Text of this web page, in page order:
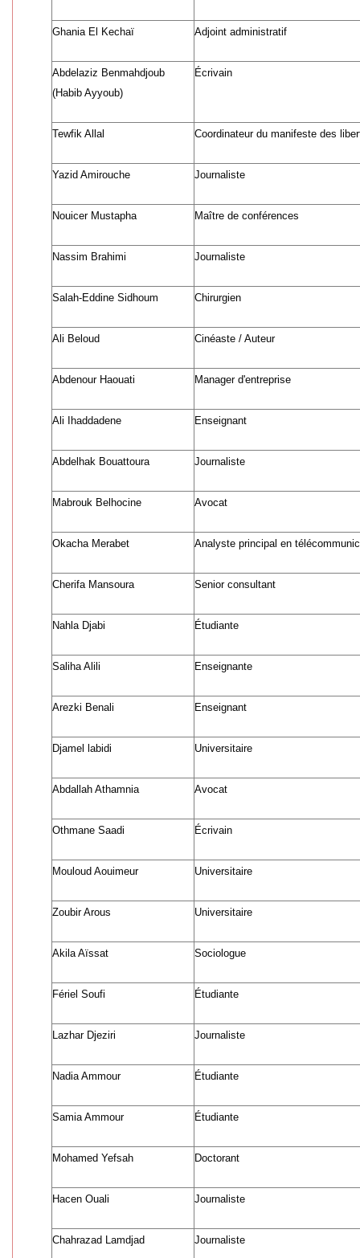
Ghania El Kechaï Adjoint administratif
Abdelaziz Benmahdjoub
(Habib Ayyoub)
Écrivain
Tewfik Allal Coordinateur du manifeste des
Yazid Amirouche Journaliste
Nouicer Mustapha Maître de conférences
Nassim Brahimi Journaliste
Salah-Eddine Sidhoum Chirurgien
Ali Beloud Cinéaste / Auteur
Abdenour Haouati Manager d'entreprise
Ali Ihaddadene Enseignant
Abdelhak Bouattoura Journaliste
Mabrouk Belhocine Avocat
Okacha Merabet Analyste principal en
Cherifa Mansoura Senior consultant
Nahla Djabi Étudiante
Saliha Alili Enseignante
Arezki Benali Enseignant
Djamel labidi Universitaire
Abdallah Athamnia Avocat
Othmane Saadi Écrivain
Mouloud Aouimeur Universitaire
Zoubir Arous Universitaire
Akila Aïssat Sociologue
Fériel Soufi Étudiante
Lazhar Djeziri Journaliste
Nadia Ammour Étudiante
Samia Ammour Étudiante
Mohamed Yefsah Doctorant
Hacen Ouali Journaliste
Chahrazad Lamdjad Journaliste